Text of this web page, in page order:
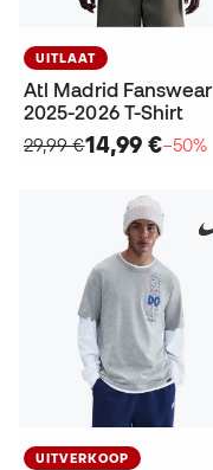
UITLAAT
Atl Madrid Fanswear
2025-2026 T-Shirt
29,99 €14,99 €−50%
UITVERKOOP